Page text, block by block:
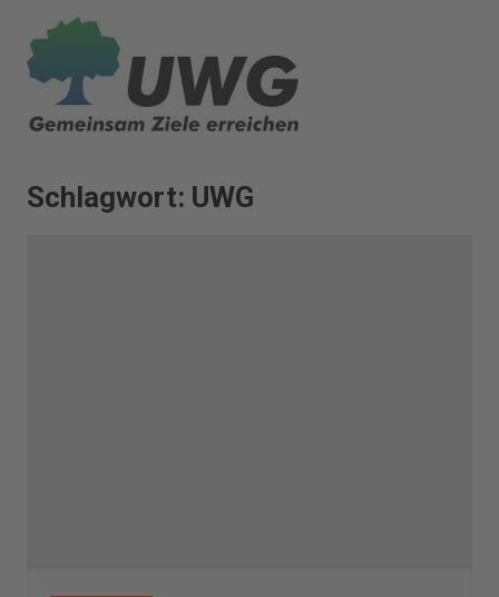
Inhalt
springen
Schlagwort: UWG